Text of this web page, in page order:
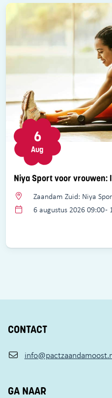
Niya Sport voor vrouwen:
6
Aug
Zaandam Zuid: Niya
6 augustus 2026 09:00 -
CONTACT
GA NAAR